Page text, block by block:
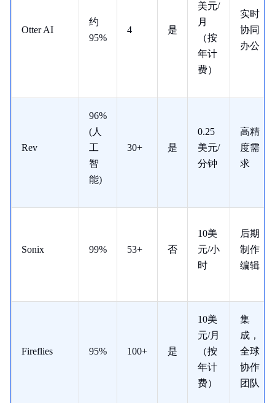
Otter AI
约
95%
4 是
美元/
月
（按
年计
费）
实时
协同
办公
Rev
96%
(人
工
智
能)
30+ 是
0.25
美元/
分钟
高精
度需
求
Sonix 99% 53+ 否
10美
元/小
时
后期
制作
编辑
Fireflies 95% 100+ 是
10美
元/月
（按
年计
费）
集
成，
全球
协作
团队